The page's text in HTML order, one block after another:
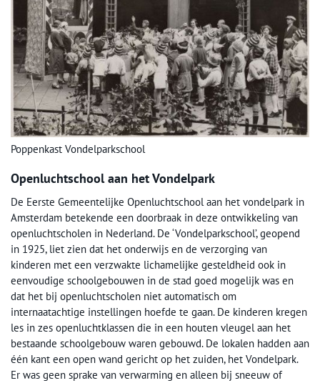
Poppenkast Vondelparkschool
Openluchtschool aan het Vondelpark
De Eerste Gemeentelijke Openluchtschool aan het vondelpark in
Amsterdam betekende een doorbraak in deze ontwikkeling van
openluchtscholen in Nederland. De ‘Vondelparkschool’, geopend
in 1925, liet zien dat het onderwijs en de verzorging van
kinderen met een verzwakte lichamelijke gesteldheid ook in
eenvoudige schoolgebouwen in de stad goed mogelijk was en
dat het bij openluchtscholen niet automatisch om
internaatachtige instellingen hoefde te gaan. De kinderen kregen
les in zes openluchtklassen die in een houten vleugel aan het
bestaande schoolgebouw waren gebouwd. De lokalen hadden aan
één kant een open wand gericht op het zuiden, het Vondelpark.
Er was geen sprake van verwarming en alleen bij sneeuw of